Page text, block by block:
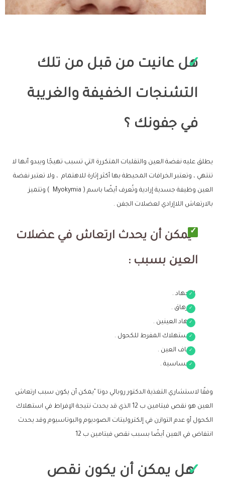
هل عانيت من قبل من تلك
التشنجات الخفيفة والغريبة
في جفونك ؟
يطلق عليه نفضة العين والتقلبات المتكررة التي تسبب تهيجًا ويبدو أنها لا
تنتهي ، وتعتبر الخرافات المحيطة بها أكثر إثارة للاهتمام ، ولا تعتبر نفضة
العين وظيفة جسدية إرادية وتُعرف أيضًا باسم ( Myokymia ) وتتميز
بالارتعاش اللاإرادي لعضلات الجفن .
يمكن أن يحدث ارتعاش في عضلات
العين بسبب :
الإجهاد .
الإرهاق .
إجهاد العينين .
الاستهلاك المفرط للكحول .
جفاف العين .
الحساسية .
وفقًا لاستشاري التغذية الدكتور روبالي دوتا "يمكن أن يكون سبب ارتعاش
العين هو نقص فيتامين ب 12 الذي قد يحدث نتيجة الإفراط في استهلاك
الكحول أو عدم التوازن في إلكتروليتات الصوديوم والبوتاسيوم وقد يحدث
انتفاض في العين أيضًا بسبب نقص فيتامين ب 12
هل يمكن أن يكون نقص